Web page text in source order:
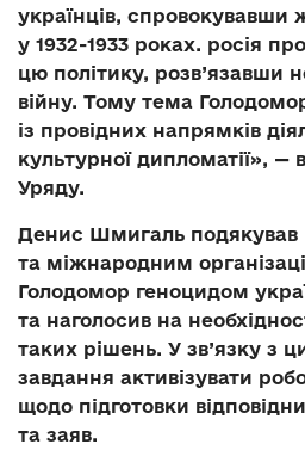
українців, спровокувавши
у 1932-1933 роках. росія
цю політику, розв’язавши
війну. Тому тема
із провідних напрямків
культурної дипломатії», —
Уряду.
Денис Шмигаль подякував
та міжнародним
Голодомор геноцидом
та наголосив на
таких рішень. У зв’язку з
завдання активізувати
щодо підготовки
та заяв.